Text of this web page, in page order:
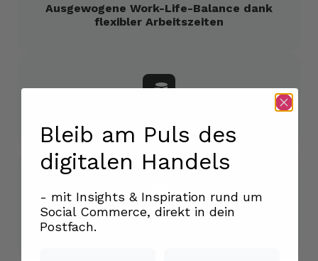
Ausgewogene Work-Life-Balance dank
flexibler Arbeitszeiten
Spaß im Team und regemäßige
Bleib am Puls des
digitalen Handels
- mit Insights & Inspiration rund um
Social Commerce, direkt in dein
Postfach.